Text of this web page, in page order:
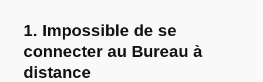
1. Impossible de se
connecter au Bureau à
distance